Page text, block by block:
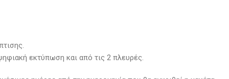
εκτύπωση και από τις 2 πλευρές.